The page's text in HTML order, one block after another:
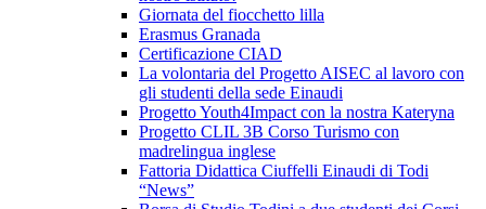
Giornata del fiocchetto lilla
Erasmus Granada
Certificazione CIAD
La volontaria del Progetto AISEC al lavoro con
gli studenti della sede Einaudi
Progetto Youth4Impact con la nostra Kateryna
Progetto CLIL 3B Corso Turismo con
madrelingua inglese
Fattoria Didattica Ciuffelli Einaudi di Todi
“News”